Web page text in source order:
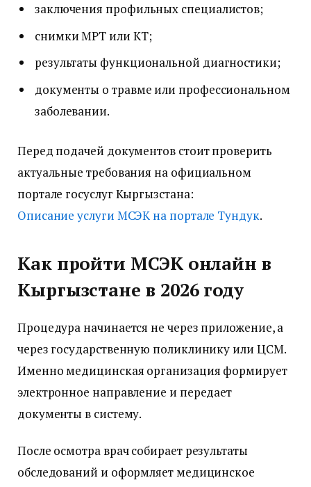
заключения профильных специалистов;
снимки МРТ или КТ;
результаты функциональной диагностики;
документы о травме или профессиональном
заболевании.
Перед подачей документов стоит проверить
актуальные требования на официальном
портале госуслуг Кыргызстана:
Описание услуги МСЭК на портале Тундук.
Как пройти МСЭК онлайн в
Кыргызстане в 2026 году
Процедура начинается не через приложение, а
через государственную поликлинику или ЦСМ.
Именно медицинская организация формирует
электронное направление и передает
документы в систему.
После осмотра врач собирает результаты
обследований и оформляет медицинское